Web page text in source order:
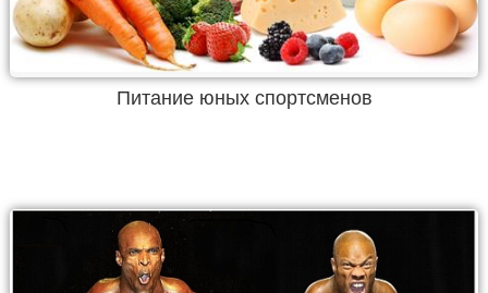
Питание юных спортсменов